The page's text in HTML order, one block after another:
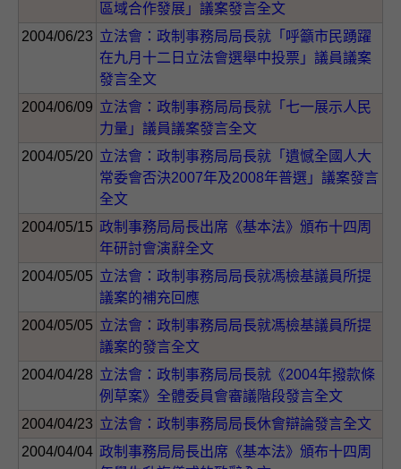
區域合作發展」議案發言全文
2004/06/23 立法會：政制事務局局長就「呼籲市民踴躍
在九月十二日立法會選舉中投票」議員議案
發言全文
2004/06/09 立法會：政制事務局局長就「七一展示人民
力量」議員議案發言全文
2004/05/20 立法會：政制事務局局長就「遺憾全國人大
常委會否決2007年及2008年普選」議案發言
全文
2004/05/15 政制事務局局長出席《基本法》頒布十四周
年研討會演辭全文
2004/05/05 立法會：政制事務局局長就馮檢基議員所提
議案的補充回應
2004/05/05 立法會：政制事務局局長就馮檢基議員所提
議案的發言全文
2004/04/28 立法會：政制事務局局長就《2004年撥款條
例草案》全體委員會審議階段發言全文
2004/04/23 立法會：政制事務局局長休會辯論發言全文
2004/04/04 政制事務局局長出席《基本法》頒布十四周